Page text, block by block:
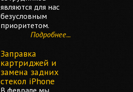
являются для нас
безусловным
приоритетом.
Подробнее...
Заправка
картриджей и
замена задних
стекол iPhone
В феврале мы